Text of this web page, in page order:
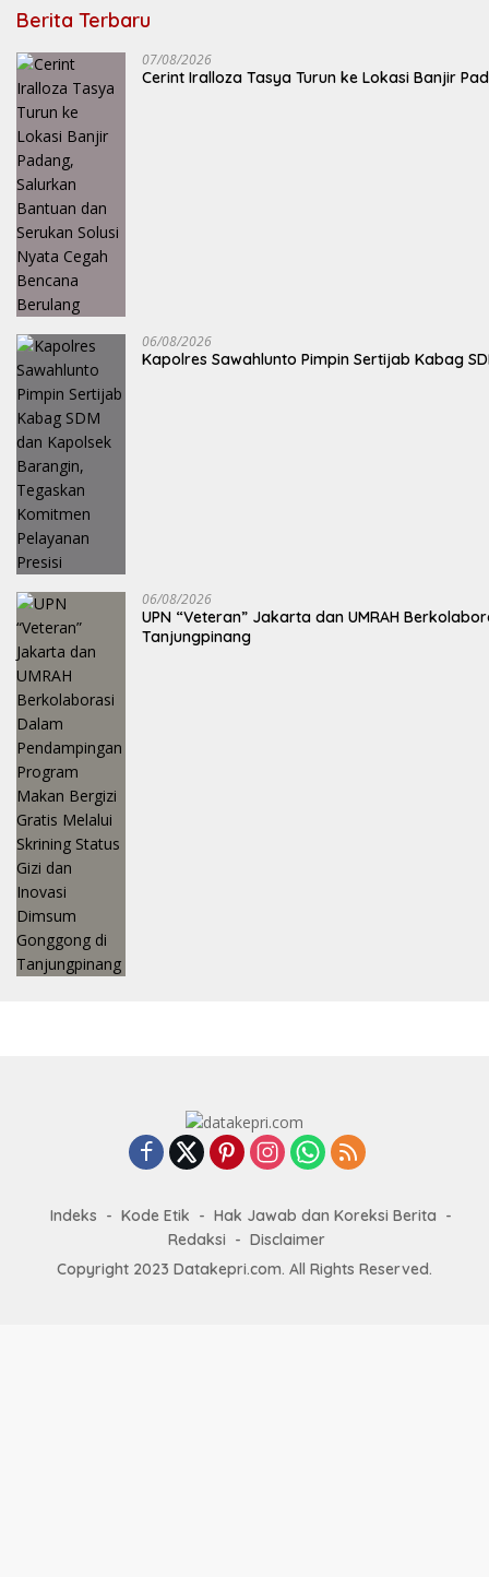
Berita Terbaru
07/08/2026
Cerint Iralloza Tasya Turun ke Lokasi Banjir
06/08/2026
Kapolres Sawahlunto Pimpin Sertijab Kabag
06/08/2026
UPN “Veteran” Jakarta dan UMRAH
Tanjungpinang
Indeks Kode Etik
Hak Jawab dan Koreksi Berita
Redaksi
Disclaimer
Copyright 2023 Datakepri.com. All Rights Reserved.